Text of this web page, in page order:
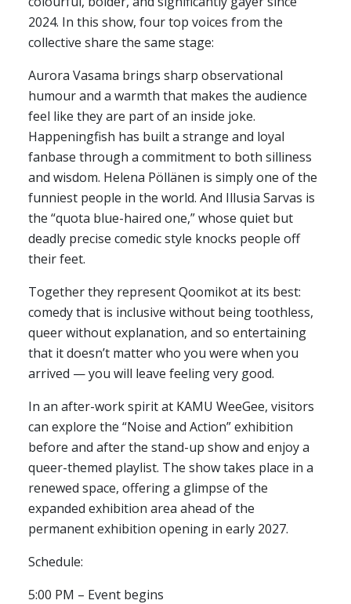
2024. In this show, four top voices from the
collective share the same stage:
Aurora Vasama brings sharp observational
humour and a warmth that makes the audience
feel like they are part of an inside joke.
Happeningfish has built a strange and loyal
fanbase through a commitment to both silliness
and wisdom. Helena Pöllänen is simply one of the
funniest people in the world. And Illusia Sarvas is
the “quota blue-haired one,” whose quiet but
deadly precise comedic style knocks people off
their feet.
Together they represent Qoomikot at its best:
comedy that is inclusive without being toothless,
queer without explanation, and so entertaining
that it doesn’t matter who you were when you
arrived — you will leave feeling very good.
In an after-work spirit at KAMU WeeGee, visitors
can explore the “Noise and Action” exhibition
before and after the stand-up show and enjoy a
queer-themed playlist. The show takes place in a
renewed space, offering a glimpse of the
expanded exhibition area ahead of the
permanent exhibition opening in early 2027.
Schedule:
5:00 PM – Event begins